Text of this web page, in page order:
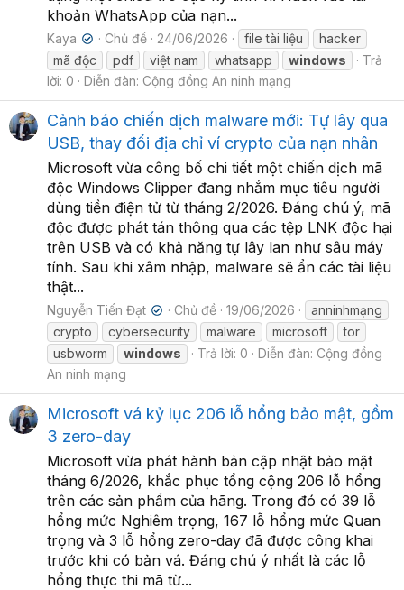
khoản WhatsApp của nạn...
Kaya ✔ Chủ đề 24/06/2026 file tài liệu
hacker
mã độc
pdf việt nam whatsapp windows
Trả
lời: 0
Diễn đàn: Cộng đồng An ninh mạng
Cảnh báo chiến dịch malware mới: Tự lây qua
USB, thay đổi địa chỉ ví crypto của nạn nhân
Microsoft vừa công bố chi tiết một chiến dịch mã
độc Windows Clipper đang nhắm mục tiêu người
dùng tiền điện tử từ tháng 2/2026. Đáng chú ý, mã
độc được phát tán thông qua các tệp LNK độc hại
trên USB và có khả năng tự lây lan như sâu máy
tính. Sau khi xâm nhập, malware sẽ ẩn các tài liệu
thật...
Nguyễn Tiến Đạt ✔ Chủ đề 19/06/2026
anninhmạng
crypto
cybersecurity malware microsoft
tor
usbworm
windows Trả lời: 0 Diễn đàn: Cộng đồng
An ninh mạng
Microsoft vá kỷ lục 206 lỗ hổng bảo mật, gồm
3 zero-day
Microsoft vừa phát hành bản cập nhật bảo mật
tháng 6/2026, khắc phục tổng cộng 206 lỗ hổng
trên các sản phẩm của hãng. Trong đó có 39 lỗ
hổng mức Nghiêm trọng, 167 lỗ hổng mức Quan
trọng và 3 lỗ hổng zero-day đã được công khai
trước khi có bản vá. Đáng chú ý nhất là các lỗ
hổng thực thi mã từ...